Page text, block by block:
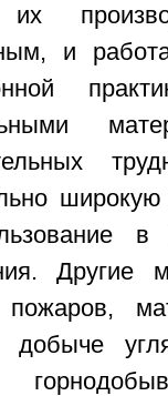
и
в
Другие
пожаров,
добыче